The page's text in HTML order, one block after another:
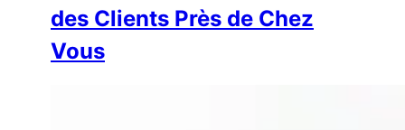
des Clients Près de Chez
Vous